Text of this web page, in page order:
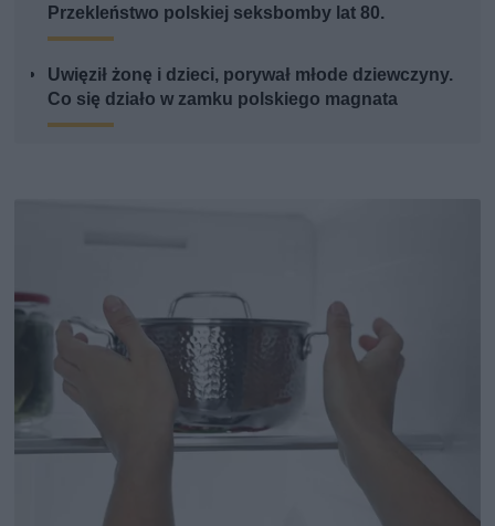
Przekleństwo polskiej seksbomby lat 80.
Uwięził żonę i dzieci, porywał młode dziewczyny.
Co się działo w zamku polskiego magnata